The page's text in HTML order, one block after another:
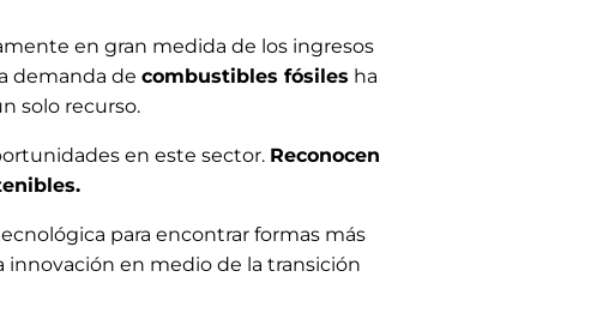
en gran medida de los ingresos
demanda de combustibles fósiles ha
solo recurso.
en este sector. Reconocen
para encontrar formas más
en medio de la transición